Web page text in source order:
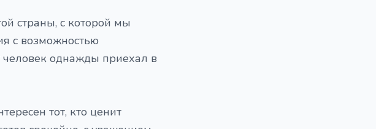
страны, с которой мы
с возможностью
человек однажды приехал в
тот, кто ценит